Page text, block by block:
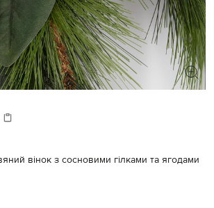
вінок з сосновими гілками та ягодами